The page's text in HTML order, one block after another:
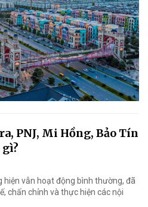
PNJ, Mi Hồng, Bảo Tín
hiện vẫn hoạt động bình thường, đã
chấn chỉnh và thực hiện các nội